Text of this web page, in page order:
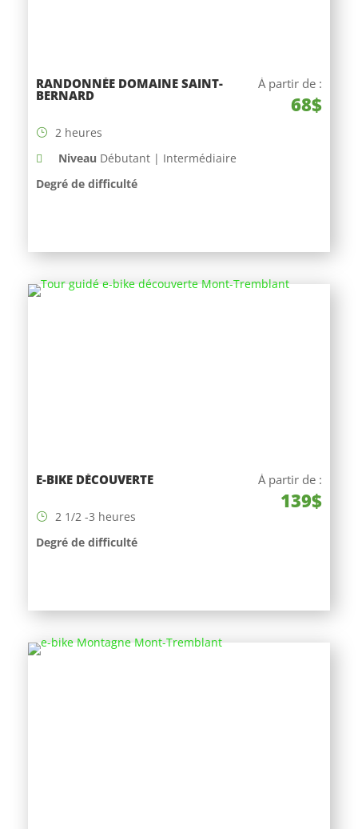
RANDONNÉE DOMAINE SAINT-
BERNARD
À partir de :
68$
2 heures
Niveau Débutant | Intermédiaire
Degré de difficulté
E-BIKE DÉCOUVERTE À partir de :
139$
2 1/2 -3 heures
Degré de difficulté